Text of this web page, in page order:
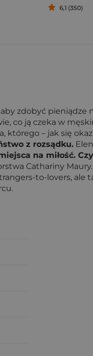
6,1 (350)
zdobyć pieniądze
co ją czeka w
– jak się
z rozsądku.
na miłość.
Cathariny
to-lovers, ale